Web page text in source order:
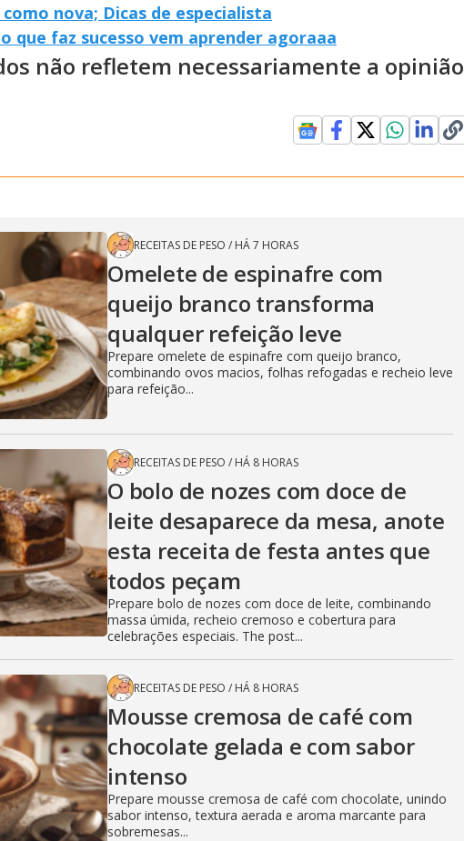
nova; Dicas de especialista
que faz sucesso vem aprender agoraaa
não refletem necessariamente a opinião
RECEITAS DE PESO / HÁ 7 HORAS
Omelete de espinafre com
queijo branco transforma
qualquer refeição leve
Prepare omelete de espinafre com queijo branco,
combinando ovos macios, folhas refogadas e recheio leve
para refeição...
RECEITAS DE PESO / HÁ 8 HORAS
O bolo de nozes com doce de
leite desaparece da mesa, anote
esta receita de festa antes que
todos peçam
Prepare bolo de nozes com doce de leite, combinando
massa úmida, recheio cremoso e cobertura para
celebrações especiais. The post...
RECEITAS DE PESO / HÁ 8 HORAS
Mousse cremosa de café com
chocolate gelada e com sabor
intenso
Prepare mousse cremosa de café com chocolate, unindo
sabor intenso, textura aerada e aroma marcante para
sobremesas...